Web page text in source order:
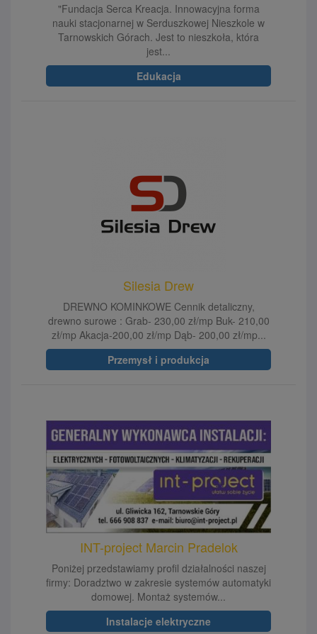
"Fundacja Serca Kreacja. Innowacyjna forma
nauki stacjonarnej w Serduszkowej Nieszkole w
Tarnowskich Górach. Jest to nieszkoła, która
jest...
Edukacja
Silesia Drew
DREWNO KOMINKOWE Cennik detaliczny,
drewno surowe : Grab- 230,00 zł/mp Buk- 210,00
zł/mp Akacja-200,00 zł/mp Dąb- 200,00 zł/mp...
Przemysł i produkcja
INT-project Marcin Pradelok
Poniżej przedstawiamy profil działalności naszej
firmy: Doradztwo w zakresie systemów automatyki
domowej. Montaż systemów...
Instalacje elektryczne